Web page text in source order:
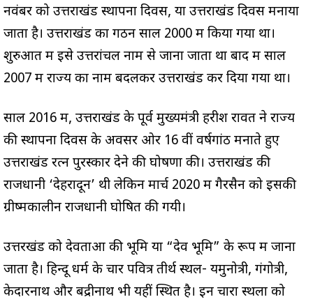
नवंबर को उत्तराखंड स्थापना दिवस, या उत्तराखंड दिवस मनाया
जाता है। उत्तराखंड का गठन साल 2000 में किया गया था।
शुरुआत में इसे उत्तरांचल नाम से जाना जाता था बाद में साल
2007 में राज्य का नाम बदलकर उत्तराखंड कर दिया गया था।
साल 2016 में, उत्तराखंड के पूर्व मुख्यमंत्री हरीश रावत ने राज्य
की स्थापना दिवस के अवसर ओर 16 वीं वर्षगांठ मनाते हुए
उत्तराखंड रत्न पुरस्कार देने की घोषणा की। उत्तराखंड की
राजधानी ‘देहरादून’ थी लेकिन मार्च 2020 में गैरसैन को इसकी
ग्रीष्मकालीन राजधानी घोषित की गयी।
उत्तरखंड को देवताओं की भूमि या “देव भूमि” के रूप में जाना
जाता है। हिन्दू धर्म के चार पवित्र तीर्थ स्थल- यमुनोत्री, गंगोत्री,
केदारनाथ और बद्रीनाथ भी यहीं स्थित है। इन चारों स्थलों को